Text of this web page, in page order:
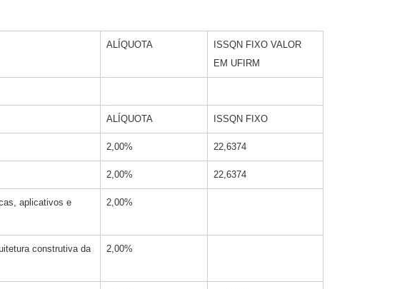
ALÍQUOTA
ISSQN FIXO VALOR
EM UFIRM
ALÍQUOTA ISSQN FIXO
2,00% 22,6374
2,00% 22,6374
aplicativos e
2,00%
construtiva da
2,00%